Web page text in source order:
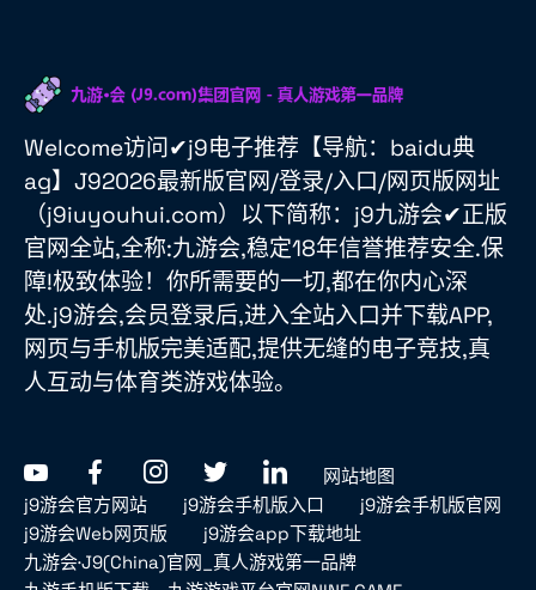
Welcome访问✔j9电子推荐【导航：baidu典
ag】J92026最新版官网/登录/入口/网页版网址
（j9iuyouhui.com）以下简称：j9九游会✔正版
官网全站,全称:九游会,稳定18年信誉推荐安全.保
障!极致体验！你所需要的一切,都在你内心深
处.j9游会,会员登录后,进入全站入口并下载APP,
网页与手机版完美适配,提供无缝的电子竞技,真
人互动与体育类游戏体验。
网站地图
j9游会官方网站
j9游会手机版入口
j9游会手机版官网
j9游会Web网页版
j9游会app下载地址
九游会·J9(China)官网_真人游戏第一品牌